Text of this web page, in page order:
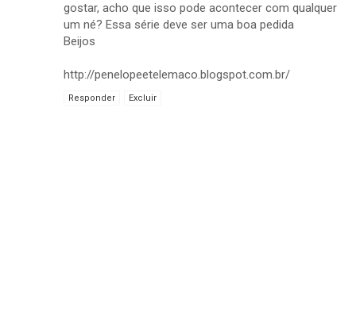
gostar, acho que isso pode acontecer com qualquer
um né? Essa série deve ser uma boa pedida
Beijos
http://penelopeetelemaco.blogspot.com.br/
Responder Excluir